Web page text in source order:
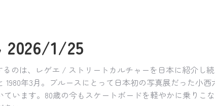
2026/1/25
のは、レゲエ / ストリートカルチャーを日本に紹介し
年3月。ブルースにとって日本初の写真展だった小
います。80歳の今もスケートボードを軽やかに乗りこ